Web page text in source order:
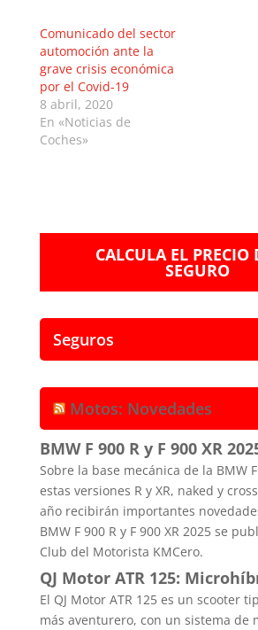
Comunicado del sector
automoción ante la
grave crisis económica
por el Covid-19
8 abril, 2020
En «Noticias de
Coches»
CALCULA EL PRECIO
SEGURO
Seguros
Motos: Novedades
BMW F 900 R y F 900 XR
Sobre la base mecánica de la BMW
estas versiones R y XR, naked y
año recibirán importantes
BMW F 900 R y F 900 XR 2025 se
Club del Motorista KMCero.
QJ Motor ATR 125:
El QJ Motor ATR 125 es un scooter
más aventurero, con un sistema de